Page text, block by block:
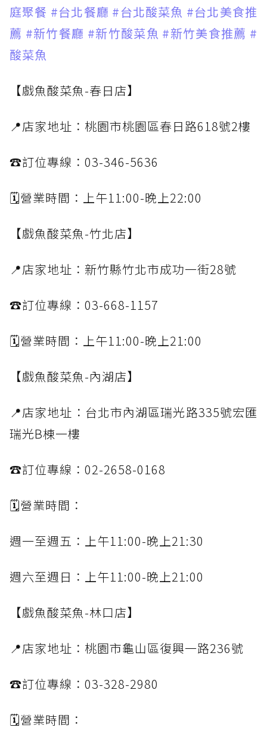
庭聚餐 #台北餐廳 #台北酸菜魚 #台北美食推
薦 #新竹餐廳 #新竹酸菜魚 #新竹美食推薦 #
酸菜魚
【戲魚酸菜魚-春日店】
📍店家地址：桃園市桃園區春日路618號2樓
☎️訂位專線：03-346-5636
🗓️營業時間：上午11:00-晚上22:00
【戲魚酸菜魚-竹北店】
📍店家地址：新竹縣竹北市成功一街28號
☎️訂位專線：03-668-1157
🗓️營業時間：上午11:00-晚上21:00
【戲魚酸菜魚-內湖店】
📍店家地址：台北市內湖區瑞光路335號宏匯
瑞光B棟一樓
☎️訂位專線：02-2658-0168
🗓️營業時間：
週一至週五：上午11:00-晚上21:30
週六至週日：上午11:00-晚上21:00
【戲魚酸菜魚-林口店】
📍店家地址：桃園市龜山區復興一路236號
☎️訂位專線：03-328-2980
🗓️營業時間：